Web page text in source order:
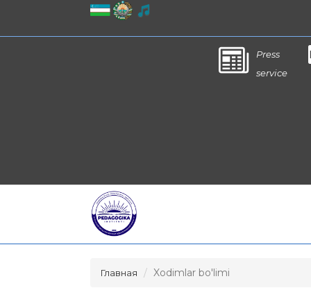
Press
service
Главная Xodimlar bo'limi